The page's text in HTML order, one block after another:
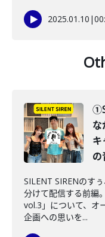
2025.01.10 |
な
キ
の
SILENT SIRENのす
分けて配信する前編
vol.3」について、オ
企画への思いを...